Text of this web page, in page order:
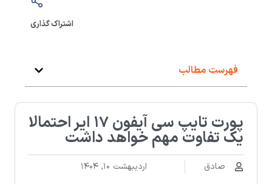
اشتراک گذاری
فهرست مطالب
پورت تایپ سی آیفون ۱۷ ایر احتمالا
یک تفاوت مهم خواهد داشت
صادق اردیبهشت ۱۰, ۱۴۰۴